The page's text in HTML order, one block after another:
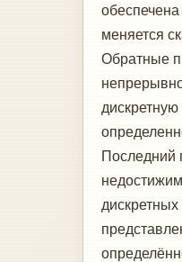
меняется
Обратные
Последний